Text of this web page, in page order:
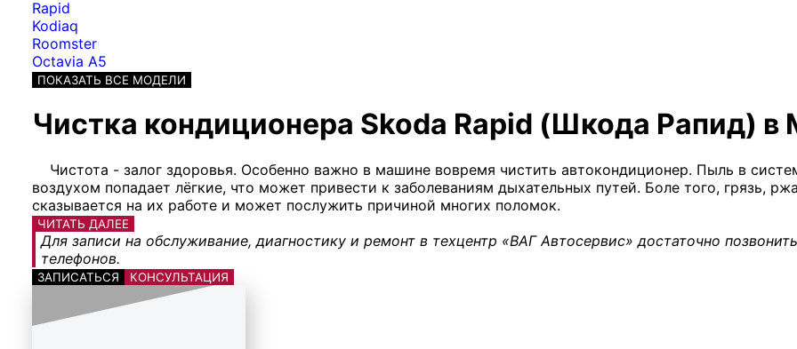
Rapid
Kodiaq
Roomster
Octavia A5
ПОКАЗАТЬ ВСЕ МОДЕЛИ
Чистка кондиционера Skoda Rapid (Шкода Рапид) в
Чистота - залог здоровья. Особенно важно в машине вовремя чистить автокондиционер. Пыль в
воздухом попадает лёгкие, что может привести к заболеваниям дыхательных путей. Боле того, грязь,
сказывается на их работе и может послужить причиной многих поломок.
ЧИТАТЬ ДАЛЕЕ
Для записи на обслуживание, диагностику и ремонт в техцентр «ВАГ Автосервис» достаточно
телефонов.
ЗАПИСАТЬСЯ КОНСУЛЬТАЦИЯ